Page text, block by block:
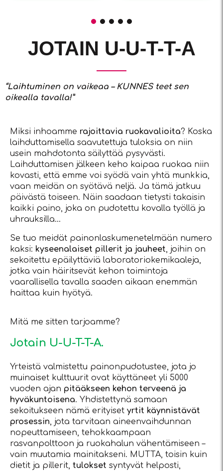
JOTAIN U-U-T-T-A
“Laihtuminen on vaikeaa – KUNNES teet sen
oikealla tavalla!”
Miksi inhoamme rajoittavia ruokavalioita? Koska
laihduttamisella saavutettuja tuloksia on niin
usein mahdotonta säilyttää pysyvästi.
Laihduttamisen jälkeen keho kaipaa ruokaa niin
kovasti, että emme voi syödä vain yhtä munkkia,
vaan meidän on syötävä neljä. Ja tämä jatkuu
päivästä toiseen. Näin saadaan tietysti takaisin
kaikki paino, joka on pudotettu kovalla työllä ja
uhrauksilla…
Se tuo meidät painonlaskumenetelmään numero
kaksi: kyseenalaiset pillerit ja jauheet, joihin on
sekoitettu epäilyttäviä laboratoriokemikaaleja,
jotka vain häiritsevät kehon toimintoja
vaarallisella tavalla saaden aikaan enemmän
haittaa kuin hyötyä.
Mitä me sitten tarjoamme?
Jotain U-U-T-T-A.
Yrteistä valmistettu painonpudotustee, jota jo
muinaiset kulttuurit ovat käyttäneet yli 5000
vuoden ajan pitääkseen kehon terveenä ja
hyväkuntoisena. Yhdistettynä samaan
sekoitukseen nämä erityiset yrtit käynnistävät
prosessin, jota tarvitaan aineenvaihdunnan
nopeuttamiseen, tehokkaampaan
rasvanpolttoon ja ruokahalun vähentämiseen –
vain muutamia mainitakseni. MUTTA, toisin kuin
dietit ja pillerit, tulokset syntyvät helposti,